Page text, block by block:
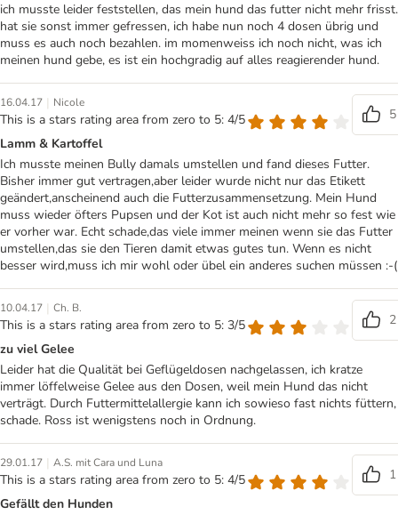
ich musste leider feststellen, das mein hund das futter nicht mehr frisst.
hat sie sonst immer gefressen, ich habe nun noch 4 dosen übrig und
muss es auch noch bezahlen. im momenweiss ich noch nicht, was ich
meinen hund gebe, es ist ein hochgradig auf alles reagierender hund.
16.04.17 | Nicole
This is a stars rating area from zero to 5: 4/5
5
Lamm & Kartoffel
Ich musste meinen Bully damals umstellen und fand dieses Futter.
Bisher immer gut vertragen,aber leider wurde nicht nur das Etikett
geändert,anscheinend auch die Futterzusammensetzung. Mein Hund
muss wieder öfters Pupsen und der Kot ist auch nicht mehr so fest wie
er vorher war. Echt schade,das viele immer meinen wenn sie das Futter
umstellen,das sie den Tieren damit etwas gutes tun. Wenn es nicht
besser wird,muss ich mir wohl oder übel ein anderes suchen müssen :-(
10.04.17 | Ch. B.
This is a stars rating area from zero to 5: 3/5
2
zu viel Gelee
Leider hat die Qualität bei Geflügeldosen nachgelassen, ich kratze
immer löffelweise Gelee aus den Dosen, weil mein Hund das nicht
verträgt. Durch Futtermittelallergie kann ich sowieso fast nichts füttern,
schade. Ross ist wenigstens noch in Ordnung.
29.01.17 | A.S. mit Cara und Luna
This is a stars rating area from zero to 5: 4/5
1
Gefällt den Hunden